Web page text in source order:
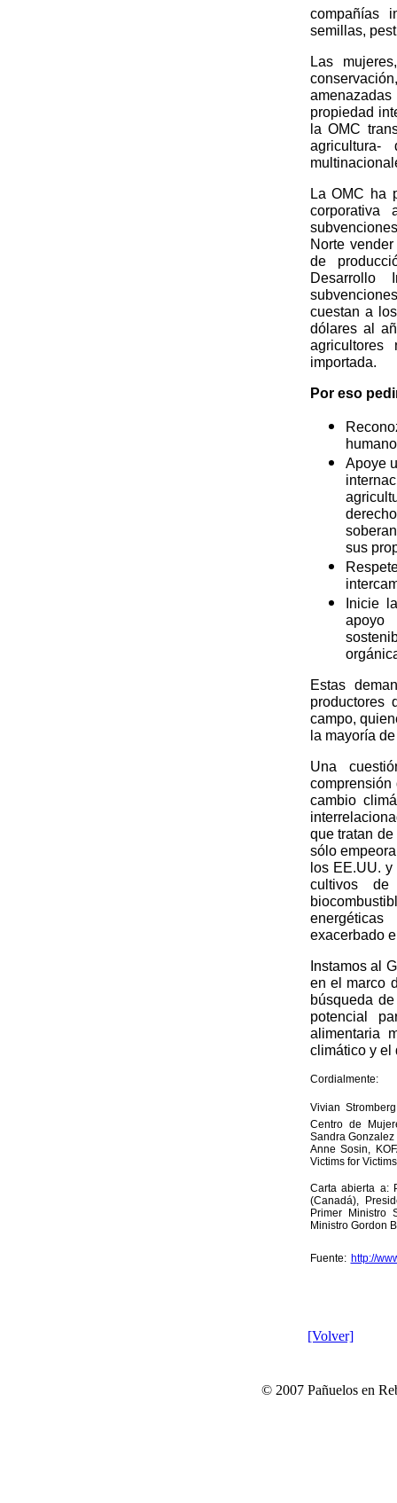
compañías
semillas,
Las
propiedad
la OMC
La OMC ha
Norte
de
Desarrollo
cuestan a
dólares al
importada.
Por eso
Apoye
sus
Inicie
apoyo
Estas
productores
campo,
la mayoría
Una
cambio
que tratan
sólo
los EE.UU.
cultivos
exacerbado
Instamos al
en el marco
búsqueda
potencial
alimentaria
climático y el
Cordialmente:
Vivian
Centro de
Sandra
Anne Sosin,
Victims for
Carta abierta a:
(Canadá),
Primer Ministro
Ministro Gordon
Fuente: http://
[Volver]
© 2007 Pañuelos en